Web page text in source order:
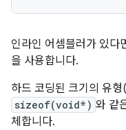
인라인 어셈블러가 있다
을 사용합니다.
하드 코딩된 크기의 유
sizeof(void*) 와 같
체합니다.